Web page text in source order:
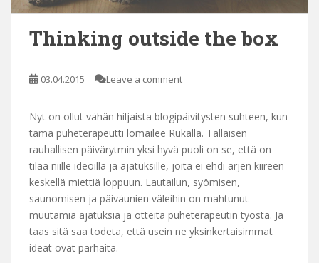
Thinking outside the box
03.04.2015 Leave a comment
Nyt on ollut vähän hiljaista blogipäivitysten suhteen, kun
tämä puheterapeutti lomailee Rukalla. Tällaisen
rauhallisen päivärytmin yksi hyvä puoli on se, että on
tilaa niille ideoilla ja ajatuksille, joita ei ehdi arjen kiireen
keskellä miettiä loppuun. Lautailun, syömisen,
saunomisen ja päiväunien väleihin on mahtunut
muutamia ajatuksia ja otteita puheterapeutin työstä. Ja
taas sitä saa todeta, että usein ne yksinkertaisimmat
ideat ovat parhaita.